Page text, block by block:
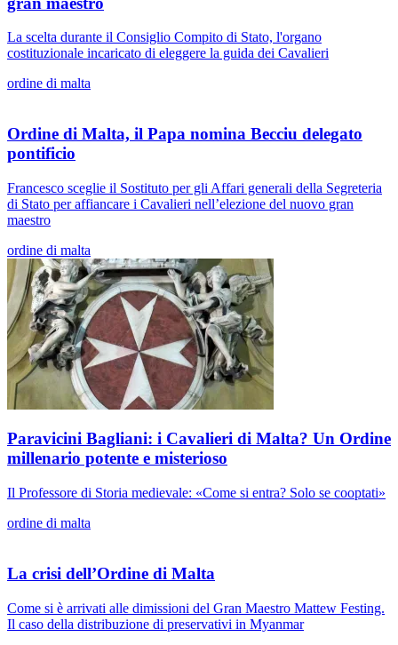
La scelta durante il Consiglio Compito di Stato, l'organo
costituzionale incaricato di eleggere la guida dei Cavalieri
ordine di malta
Ordine di Malta, il Papa nomina Becciu delegato
pontificio
Francesco sceglie il Sostituto per gli Affari generali della Segreteria
di Stato per affiancare i Cavalieri nell’elezione del nuovo gran
maestro
ordine di malta
Paravicini Bagliani: i Cavalieri di Malta? Un Ordine
millenario potente e misterioso
Il Professore di Storia medievale: «Come si entra? Solo se cooptati»
ordine di malta
La crisi dell’Ordine di Malta
Come si è arrivati alle dimissioni del Gran Maestro Mattew Festing.
Il caso della distribuzione di preservativi in Myanmar